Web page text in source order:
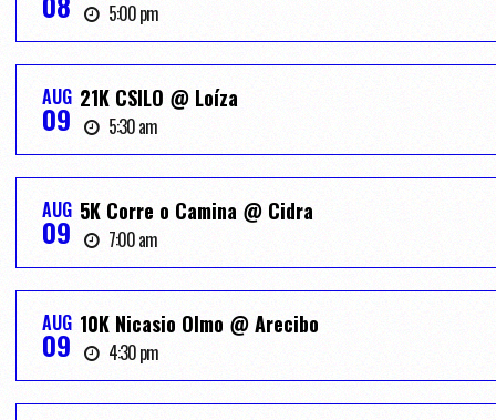
5:00 pm
AUG
09
21K CSILO @ Loíza
5:30 am
AUG
09
5K Corre o Camina @ Cidra
7:00 am
AUG
09
10K Nicasio Olmo @ Arecibo
4:30 pm